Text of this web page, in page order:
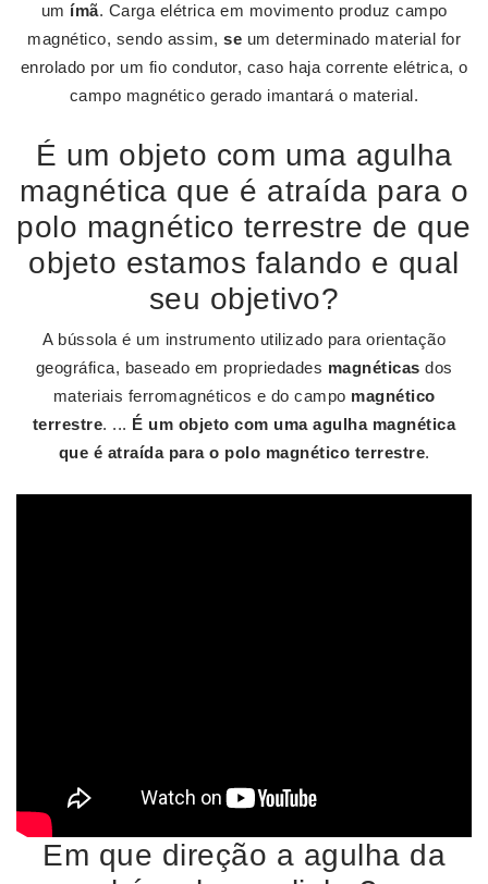
um ímã. Carga elétrica em movimento produz campo
magnético, sendo assim, se um determinado material for
enrolado por um fio condutor, caso haja corrente elétrica, o
campo magnético gerado imantará o material.
É um objeto com uma agulha
magnética que é atraída para o
polo magnético terrestre de que
objeto estamos falando e qual
seu objetivo?
A bússola é um instrumento utilizado para orientação
geográfica, baseado em propriedades magnéticas dos
materiais ferromagnéticos e do campo magnético
terrestre. ... É um objeto com uma agulha magnética
que é atraída para o polo magnético terrestre.
Em que direção a agulha da